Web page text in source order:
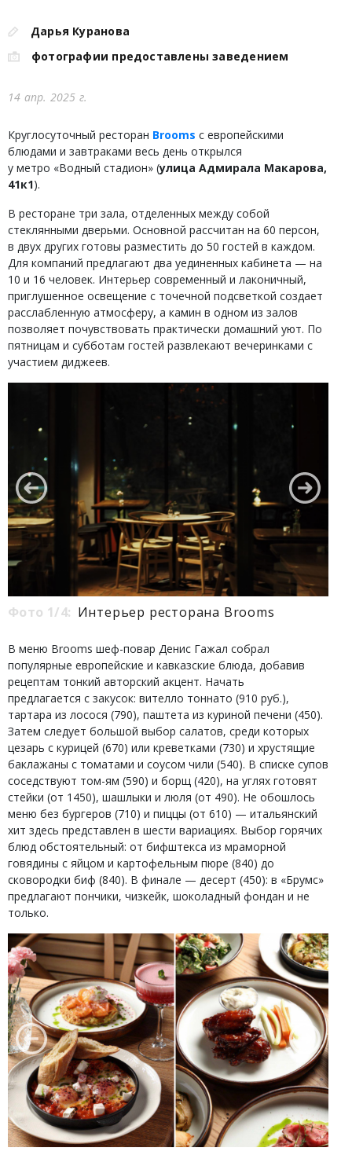
Дарья Куранова
фотографии предоставлены заведением
14 апр. 2025 г.
Круглосуточный ресторан Brooms с европейскими
блюдами и завтраками весь день открылся
у метро «Водный стадион» (улица Адмирала Макарова,
41к1).
В ресторане три зала, отделенных между собой
стеклянными дверьми. Основной рассчитан на 60 персон,
в двух других готовы разместить до 50 гостей в каждом.
Для компаний предлагают два уединенных кабинета — на
10 и 16 человек. Интерьер современный и лаконичный,
приглушенное освещение с точечной подсветкой создает
расслабленную атмосферу, а камин в одном из залов
позволяет почувствовать практически домашний уют. По
пятницам и субботам гостей развлекают вечеринками с
участием диджеев.
Фото 1/4: Интерьер ресторана Brooms
В меню Brooms шеф-повар Денис Гажал собрал
популярные европейские и кавказские блюда, добавив
рецептам тонкий авторский акцент. Начать
предлагается с закусок: вителло тоннато (910 руб.),
тартара из лосося (790), паштета из куриной печени (450).
Затем следует большой выбор салатов, среди которых
цезарь с курицей (670) или креветками (730) и хрустящие
баклажаны с томатами и соусом чили (540). В списке супов
соседствуют том-ям (590) и борщ (420), на углях готовят
стейки (от 1450), шашлыки и люля (от 490). Не обошлось
меню без бургеров (710) и пиццы (от 610) — итальянский
хит здесь представлен в шести вариациях. Выбор горячих
блюд обстоятельный: от бифштекса из мраморной
говядины с яйцом и картофельным пюре (840) до
сковородки биф (840). В финале — десерт (450): в «Брумс»
предлагают пончики, чизкейк, шоколадный фондан и не
только.